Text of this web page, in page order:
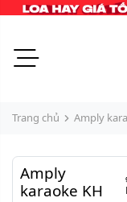
Trang chủ Amply
Amply
karaoke KH